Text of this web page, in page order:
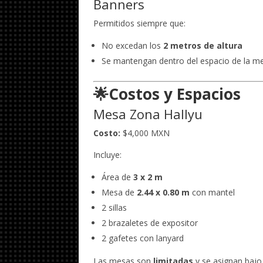
Banners
Permitidos siempre que:
No excedan los 2 metros de altura
Se mantengan dentro del espacio de la
🌟Costos y Espacios
Mesa Zona Hallyu
Costo: $4,000 MXN
Incluye:
Área de3 x 2 m
Mesa de 2.44 x 0.80 m con mantel
2 sillas
2 brazaletes de expositor
2 gafetes con lanyard